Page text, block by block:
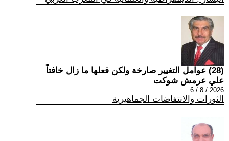
(28) عوامل التغيير صارخة ولكن فعلها ما زال خافتاً
علي عرمش شوكت
2026 / 8 / 6
الثورات والانتفاضات الجماهيرية